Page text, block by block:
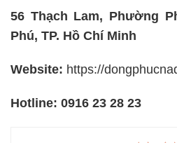
56 Thạch Lam, Phường
Phú, TP. Hồ Chí Minh
Website: https://
Hotline: 0916 23 28 23